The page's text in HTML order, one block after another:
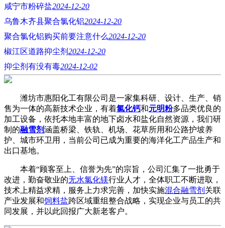
咸宁市粉碎盐2024-12-20
乌鲁木齐县聚合氯化铝2024-12-20
聚合氯化铝购买前要注意什么2024-12-20
椒江区道路抑尘剂 2024-12-20
抑尘剂有没有毒2024-12-02
潍坊市惠阳化工有限公司是一家集科研、设计、生产、销
售为一体的高新技术企业，有着氯化钙和元明粉多品类优良的
加工设备，依托本地丰富的地下卤水和盐化自然资源，我们研
制的融雪剂涵盖桥梁、铁轨、机场、花草所用和公路护坡养
护、城市环卫用，当前公司已成为重要的海洋化工产品生产和
出口基地。
本着“顾客至上、信誉为先”的宗旨，公司汇集了一批勇于
改进，勤奋敬业的无水氯化镁行业人才，全体职工不断进取，
技术上精益求精，服务上力求完善，加快实施混合融雪剂 关联
产业发展和饲料盐跨区域重组整合战略，实现企业与员工的共
同发展，并以此回报广大新老客户。